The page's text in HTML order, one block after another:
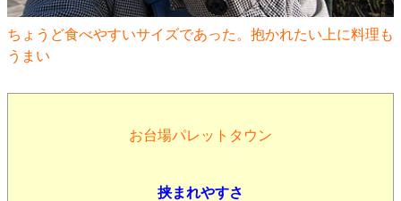
ちょうど食べやすいサイズであった。抱かれたい上に料理も
うまい
お台場パレットタウン
挟まれやすさ